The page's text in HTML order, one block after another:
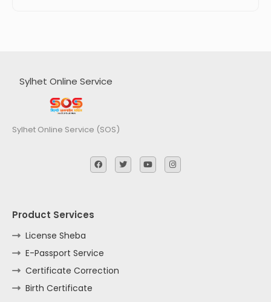
Sylhet Online Service
Sylhet Online Service (SOS)
Product Services
License Sheba
E-Passport Service
Certificate Correction
Birth Certificate